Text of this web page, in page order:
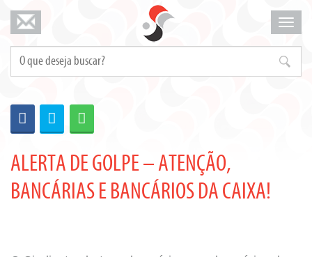
menu
ALERTA DE GOLPE – ATENÇÃO,
BANCÁRIAS E BANCÁRIOS DA CAIXA!